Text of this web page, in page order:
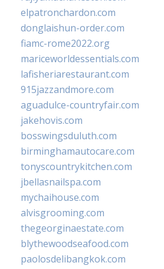
elpatronchardon.com
donglaishun-order.com
fiamc-rome2022.org
mariceworldessentials.com
lafisheriarestaurant.com
915jazzandmore.com
aguadulce-countryfair.com
jakehovis.com
bosswingsduluth.com
birminghamautocare.com
tonyscountrykitchen.com
jbellasnailspa.com
mychaihouse.com
alvisgrooming.com
thegeorginaestate.com
blythewoodseafood.com
paolosdelibangkok.com